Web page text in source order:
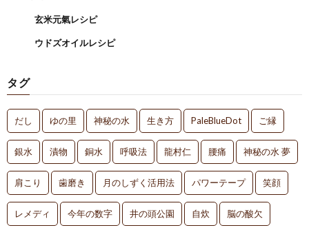
玄米元氣レシピ
ウドズオイルレシピ
タグ
だし ゆの里 神秘の水 生き方 PaleBlueDot ご縁
銀水 漬物 銅水 呼吸法 龍村仁 腰痛 神秘の水 夢
肩こり 歯磨き 月のしずく活用法 パワーテープ 笑顔
レメディ 今年の数字 井の頭公園 自炊 脳の酸欠